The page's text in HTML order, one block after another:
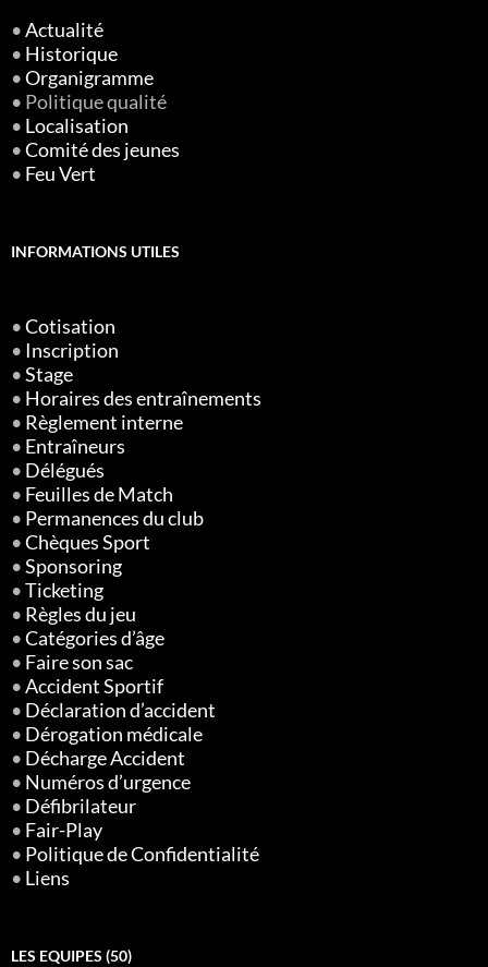
•Actualité
• Historique
•Organigramme
• Politique qualité
• Localisation
•Comité des jeunes
• Feu Vert
INFORMATIONS UTILES
•Cotisation
• Inscription
•Stage
• Horaires des entraînements
• Règlement interne
• Entraîneurs
• Délégués
• Feuilles de Match
• Permanences du club
•Chèques Sport
•Sponsoring
•Ticketing
• Règles du jeu
•Catégories d’âge
• Faire son sac
•Accident Sportif
• Déclaration d’accident
• Dérogation médicale
• Décharge Accident
• Numéros d’urgence
• Défibrilateur
• Fair-Play
• Politique de Confidentialité
• Liens
LES EQUIPES (50)